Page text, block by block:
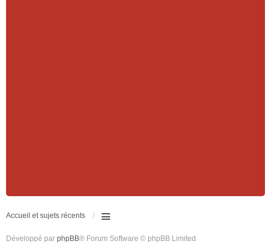
Accueil et sujets récents
Développé par phpBB® Forum Software © phpBB Limited